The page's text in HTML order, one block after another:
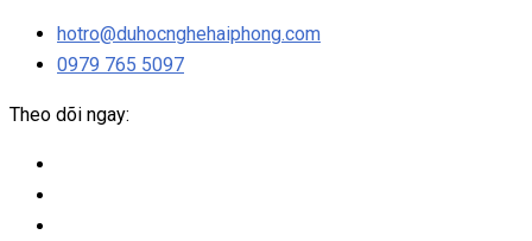
hotro@duhocnghehaiphong.com
0979 765 5097
Theo dõi ngay: